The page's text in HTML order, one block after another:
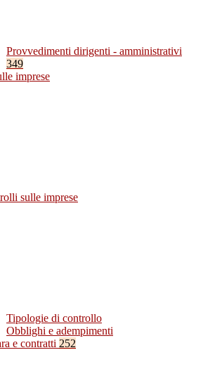
Provvedimenti dirigenti - amministrativi
349
imprese
sulle imprese
Tipologie di controllo
Obblighi e adempimenti
e contratti 252